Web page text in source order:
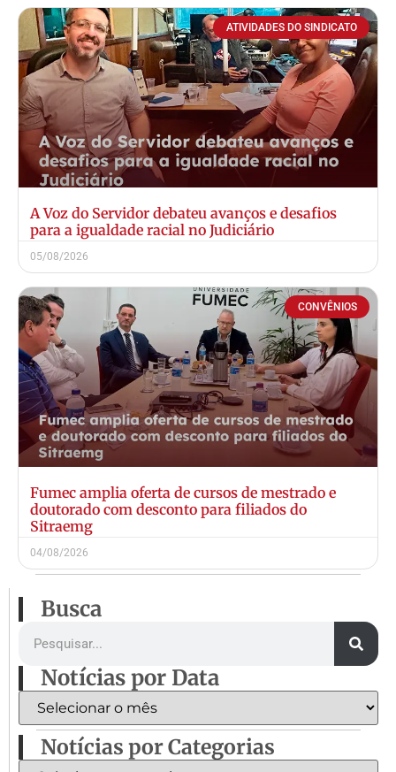
ATIVIDADES DO SINDICATO
A Voz do Servidor debateu avanços e desafios
para a igualdade racial no Judiciário
05/08/2026
CONVÊNIOS
Fumec amplia oferta de cursos de mestrado e
doutorado com desconto para filiados do
Sitraemg
04/08/2026
Busca
Notícias por Data
Notícias por Categorias